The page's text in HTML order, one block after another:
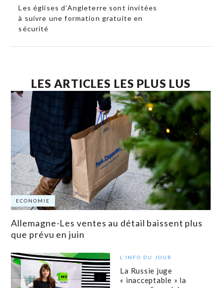
Les églises d’Angleterre sont invitées
à suivre une formation gratuite en
sécurité
LES ARTICLES LES PLUS LUS
ECONOMIE
Allemagne-Les ventes au détail baissent plus
que prévu en juin
L'INFO DU JOUR
La Russie juge
« inacceptable » la